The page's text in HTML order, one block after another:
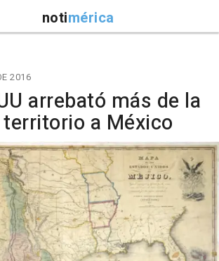
notimérica
2016
arrebató más de la
a México